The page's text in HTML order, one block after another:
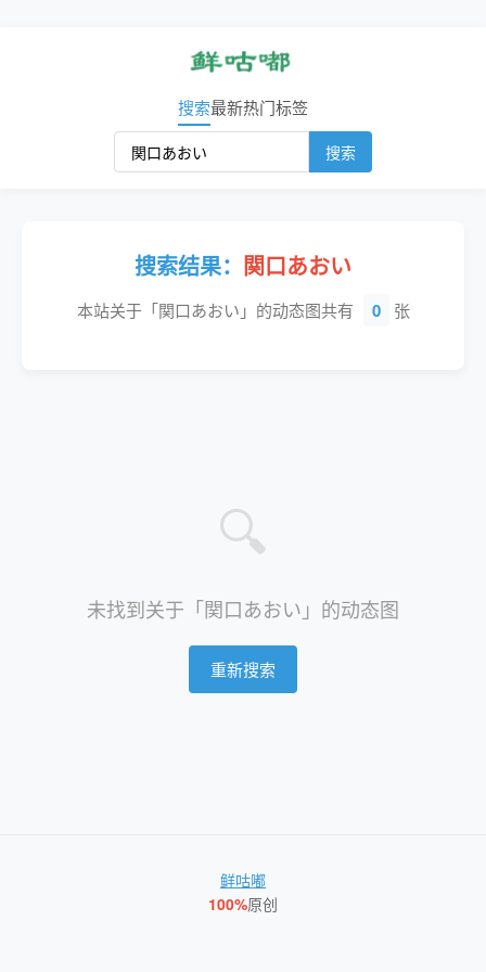
搜索最新热门标签
搜索
搜索结果： 関口あおい
本站关于「関口あおい」的动态图共有 0 张
🔍
未找到关于「関口あおい」的动态图
重新搜索
鲜咕嘟
100%原创